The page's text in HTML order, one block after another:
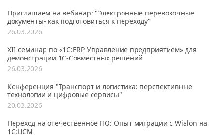
Приглашаем на вебинар: "Электронные перевозочные
документы- как подготовиться к переходу"
26.03.2026
XII семинар по «1С:ERP Управление предприятием» для
демонстрации 1C-Совместных решений
26.03.2026
Конференция "Транспорт и логистика: перспективные
технологии и цифровые сервисы"
20.03.2026
Переход на отечественное ПО: Опыт миграции с Wialon на
1С:ЦСМ